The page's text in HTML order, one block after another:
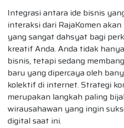
Integrasi antara ide bisnis
interaksi dari RajaKomen
yang sangat dahsyat bagi
kreatif Anda. Anda tidak
bisnis, tetapi sedang
baru yang dipercaya oleh
kolektif di internet. Strategi
merupakan langkah paling
wirausahawan yang ingin
digital saat ini.